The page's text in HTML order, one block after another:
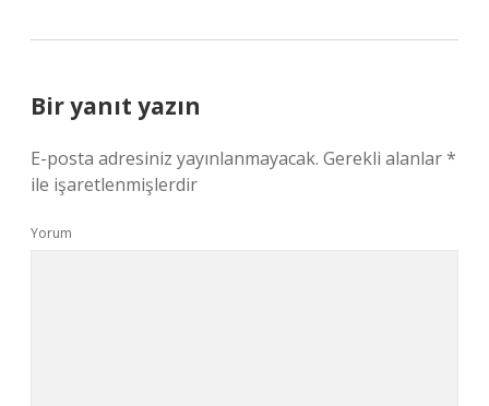
Bir yanıt yazın
E-posta adresiniz yayınlanmayacak. Gerekli alanlar*
ile işaretlenmişlerdir
Yorum